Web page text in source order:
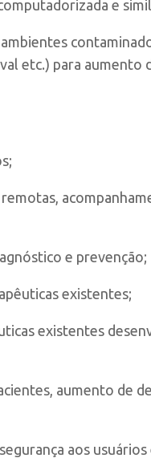
e
etc.) para aumento
e prevenção;
existentes;
existentes
aumento de
aos usuários